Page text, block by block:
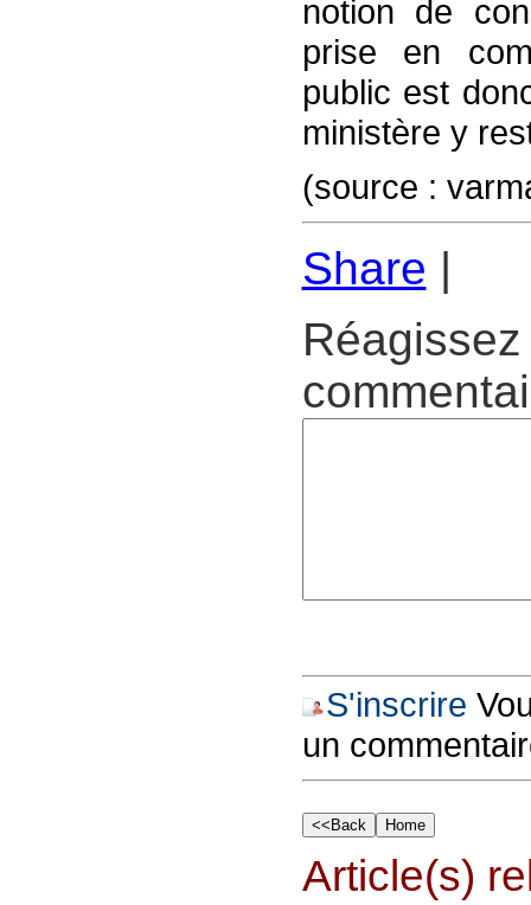
notion de
prise en
public est
ministère y
(source :
Share |
S'inscrire
un
Article(s)